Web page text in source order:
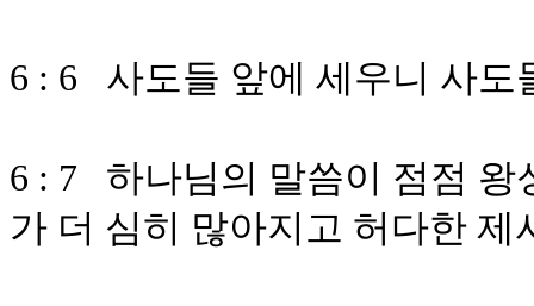
6 : 6 사도들 앞에 세우니 사도
6 : 7 하나님의 말씀이 점점 왕
가 더 심히 많아지고 허다한